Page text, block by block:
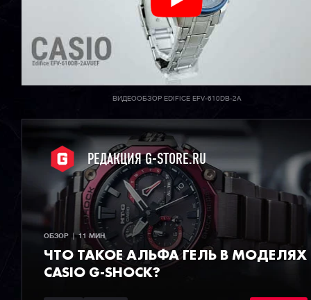
ВИДЕООБЗОР EDIFICE EFV-610DB-2A
РЕДАКЦИЯ G-STORE.RU
ОБЗОР  |  11 МИН
ЧТО ТАКОЕ АЛЬФА ГЕЛЬ В МОДЕЛЯХ
CASIO G-SHOCK?